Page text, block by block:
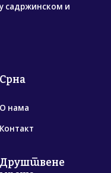
садржинском и
Срна
О нама
Контакт
Друштвене